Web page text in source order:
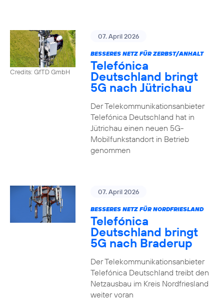
Credits: GfTD GmbH
07. April 2026
BESSERES NETZ FÜR ZERBST/ANHALT
Telefónica
Deutschland bringt
5G nach Jütrichau
Der Telekommunikationsanbieter
Telefónica Deutschland hat in
Jütrichau einen neuen 5G-
Mobilfunkstandort in Betrieb
genommen
07. April 2026
BESSERES NETZ FÜR NORDFRIESLAND
Telefónica
Deutschland bringt
5G nach Braderup
Der Telekommunikationsanbieter
Telefónica Deutschland treibt den
Netzausbau im Kreis Nordfriesland
weiter voran